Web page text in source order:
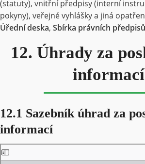
(statuty), vnitřní předpisy (interní
pokyny), veřejné vyhlášky a jiná
Úřední deska, Sbírka právních předpisů
12. Úhrady za
informací
12.1 Sazebník úhrad za
informací
Skip
to